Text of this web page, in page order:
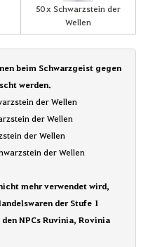
50 x Schwarzstein der
Wellen
beim Schwarzgeist gegen
werden.
der Wellen
der Wellen
der Wellen
der Wellen
mehr verwendet wird,
der Stufe 1
NPCs Ruvinia, Rovinia